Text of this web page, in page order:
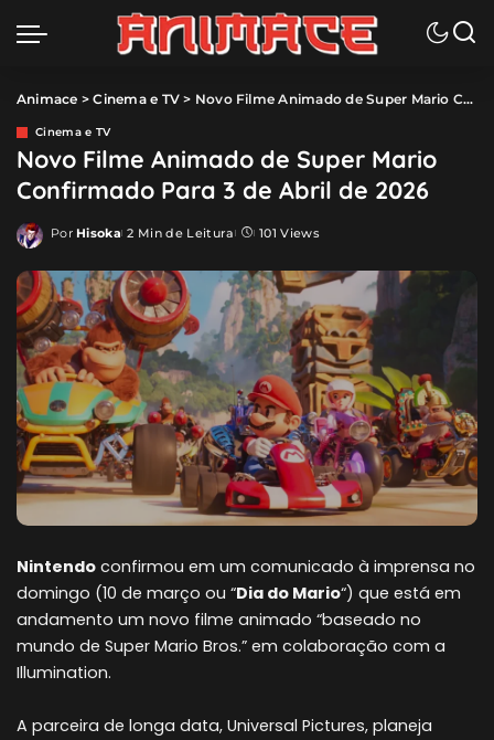
Animace >Cinema e TV > Novo Filme Animado de Super Mario Confirmado Para 3 de Abril de 2026
Cinema e TV
Novo Filme Animado de Super Mario
Confirmado Para 3 de Abril de 2026
Posted
Por Hisoka 2 Min de Leitura 101 Views
Nintendo confirmou em um comunicado à imprensa no
domingo (10 de março ou “Dia do Mario“) que está em
andamento um novo filme animado “baseado no
mundo de Super Mario Bros.” em colaboração com a
Illumination.
A parceira de longa data, Universal Pictures, planeja